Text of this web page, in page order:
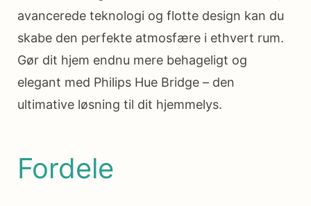
avancerede teknologi og flotte design kan du
skabe den perfekte atmosfære i ethvert rum.
Gør dit hjem endnu mere behageligt og
elegant med Philips Hue Bridge – den
ultimative løsning til dit hjemmelys.
Fordele